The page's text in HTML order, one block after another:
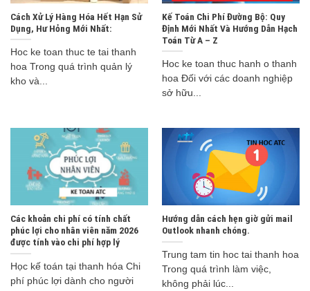
Cách Xử Lý Hàng Hóa Hết Hạn Sử
Dụng, Hư Hỏng Mới Nhất:
Hoc ke toan thuc te tai thanh
hoa Trong quá trình quản lý
kho và...
Kế Toán Chi Phí Đường Bộ: Quy
Định Mới Nhất Và Hướng Dẫn Hạch
Toán Từ A – Z
Hoc ke toan thuc hanh o thanh
hoa Đối với các doanh nghiệp
sở hữu...
Các khoản chi phí có tính chất
phúc lợi cho nhân viên năm 2026
được tính vào chi phí hợp lý
Học kế toán tại thanh hóa Chi
phí phúc lợi dành cho người
Hướng dẫn cách hẹn giờ gửi mail
Outlook nhanh chóng.
Trung tam tin hoc tai thanh hoa
Trong quá trình làm việc,
không phải lúc...